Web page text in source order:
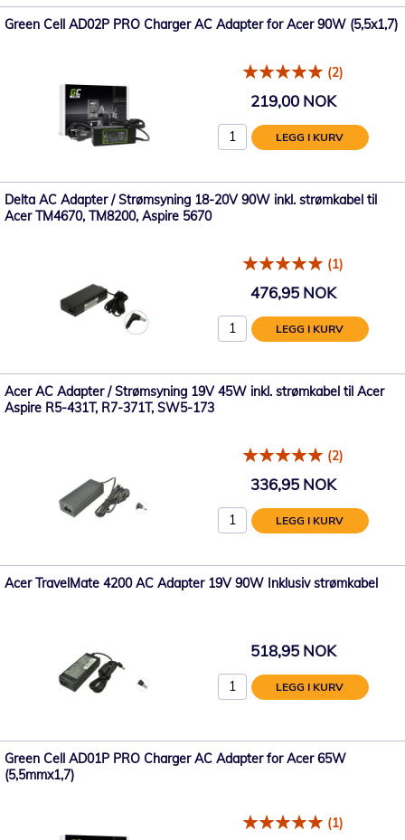
Green Cell AD02P PRO Charger AC Adapter for Acer 90W (5,5x1,7)
(2)
219,00 NOK
LEGG I KURV
Delta AC Adapter / Strømsyning 18-20V 90W inkl. strømkabel til
Acer TM4670, TM8200, Aspire 5670
(1)
476,95 NOK
LEGG I KURV
Acer AC Adapter / Strømsyning 19V 45W inkl. strømkabel til Acer
Aspire R5-431T, R7-371T, SW5-173
(2)
336,95 NOK
LEGG I KURV
Acer TravelMate 4200 AC Adapter 19V 90W Inklusiv strømkabel
518,95 NOK
LEGG I KURV
Green Cell AD01P PRO Charger AC Adapter for Acer 65W
(5,5mmx1,7)
(1)